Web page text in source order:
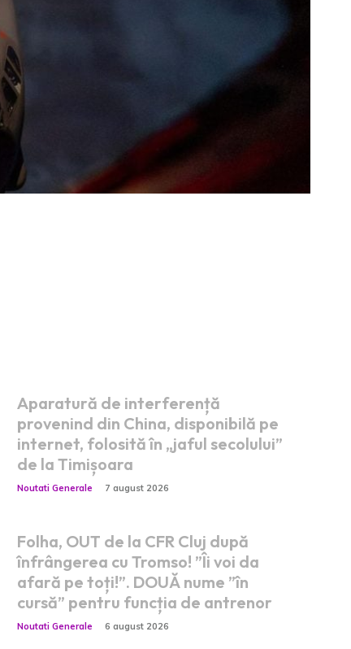
Aparatură de interferență
provenind din China, disponibilă pe
internet, folosită în „jaful secolului”
de la Timișoara
Noutati Generale 7 august 2026
Folha, OUT de la CFR Cluj după
înfrângerea cu Tromso! ”Îi voi da
afară pe toți!”. DOUĂ nume ”în
cursă” pentru funcția de antrenor
Noutati Generale 6 august 2026